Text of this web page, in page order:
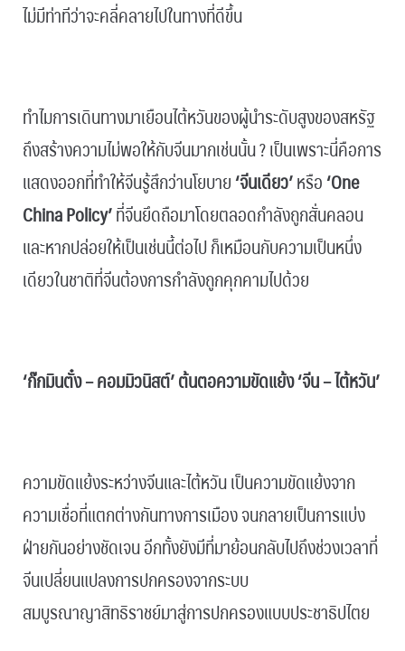
ไม่มีท่าทีว่าจะคลี่คลายไปในทางที่ดีขึ้น
ทำไมการเดินทางมาเยือนไต้หวันของผู้นำระดับสูงของสหรัฐ
ถึงสร้างความไม่พอให้กับจีนมากเช่นนั้น ? เป็นเพราะนี่คือการ
แสดงออกที่ทำให้จีนรู้สึกว่านโยบาย‘จีนเดียว’หรือ‘One
China Policy’ที่จีนยึดถือมาโดยตลอดกำลังถูกสั่นคลอน
และหากปล่อยให้เป็นเช่นนี้ต่อไป ก็เหมือนกับความเป็นหนึ่ง
เดียวในชาติที่จีนต้องการกำลังถูกคุกคามไปด้วย
‘ก๊กมินตั๋ง – คอมมิวนิสต์’ ต้นตอความขัดแย้ง ‘จีน – ไต้หวัน’
ความขัดแย้งระหว่างจีนและไต้หวัน เป็นความขัดแย้งจาก
ความเชื่อที่แตกต่างกันทางการเมือง จนกลายเป็นการแบ่ง
ฝ่ายกันอย่างชัดเจน อีกทั้งยังมีที่มาย้อนกลับไปถึงช่วงเวลาที่
จีนเปลี่ยนแปลงการปกครองจากระบบ
สมบูรณาญาสิทธิราชย์มาสู่การปกครองแบบประชาธิปไตย